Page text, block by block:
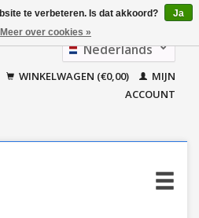
Nederlands
Français
WINKELWAGEN (€0,00)
MIJN
ACCOUNT
te verbeteren. Is dat akkoord?
Ja
Meer over cookies »